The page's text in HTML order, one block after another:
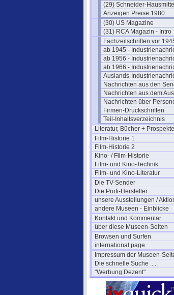
(29) Schneider-
Anzeigen Preise 1980
(30) US Magazine
(31) RCA Magazin - Intro
Fachzeitschriften vor
ab 1945 -
ab 1956 -
ab 1966 -
Auslands-
Nachrichten aus den
Nachrichten aus dem
Nachrichten über
Firmen-Druckschriften
Teil-Inhaltsverzeichnis
Literatur, Bücher + Prospekte
Film-Historie 1
Film-Historie 2
Kino- / Film-Historie
Film- und Kino-Technik
Film- und Kino-Literatur
Die TV-Sender
Die Profi-Hersteller
unsere Ausstellungen /
andere Museen - Einblicke
Kontakt und Kommentar
über diese Museen-Seiten
Browsen und Surfen
international page
Impressum der Museen-
Die schnelle Suche .....
"Werbung Dezent"